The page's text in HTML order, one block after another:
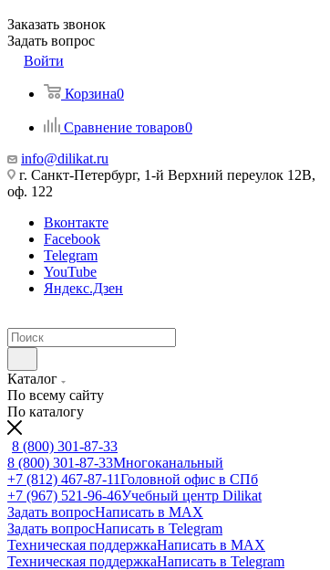
Заказать звонок
Задать вопрос
Войти
Корзина0
Сравнение товаров0
info@dilikat.ru
г. Санкт-Петербург, 1-й Верхний переулок 12В,
оф. 122
Вконтакте
Facebook
Telegram
YouTube
Яндекс.Дзен
Каталог
По всему сайту
По каталогу
8 (800) 301-87-33
8 (800) 301-87-33Многоканальный
+7 (812) 467-87-11Головной офис в СПб
+7 (967) 521-96-46Учебный центр Dilikat
Задать вопросНаписать в MAX
Задать вопросНаписать в Telegram
Техническая поддержкаНаписать в MAX
Техническая поддержкаНаписать в Telegram